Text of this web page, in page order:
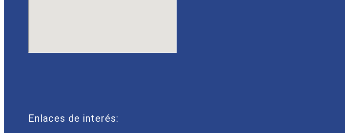
Enlaces de interés: